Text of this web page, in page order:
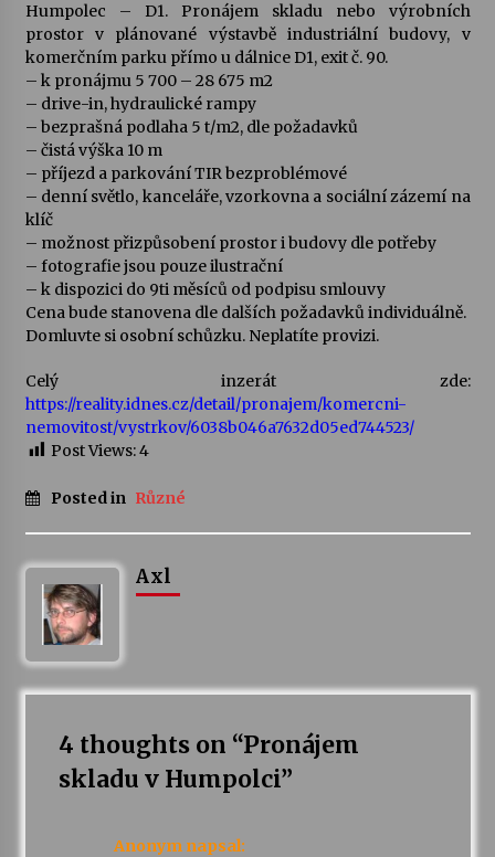
Votavžatský ploty
23. 7. 2026
Letní koncerty ve Stromovce: Rufus Miller
17. 7. 2026
Ozvěny prázdnin
14. 7. 2026
Za kulturou kousek za Humpolec. V Želivě ožije
odkaz Josefa Čapka
3. 7. 2026
Humpolec – D1. Pronájem skladu nebo výrobních
prostor v plánované výstavbě industriální budovy, v
komerčním parku přímo u dálnice D1, exit č. 90.
– k pronájmu 5 700 – 28 675 m2
– drive-in, hydraulické rampy
– bezprašná podlaha 5 t/m2, dle požadavků
– čistá výška 10 m
– příjezd a parkování TIR bezproblémové
– denní světlo, kanceláře, vzorkovna a sociální zázemí na
klíč
– možnost přizpůsobení prostor i budovy dle potřeby
– fotografie jsou pouze ilustrační
– k dispozici do 9ti měsíců od podpisu smlouvy
Cena bude stanovena dle dalších požadavků individuálně.
Domluvte si osobní schůzku. Neplatíte provizi.
Celý inzerát zde:
https://reality.idnes.cz/detail/pronajem/komercni-
nemovitost/vystrkov/6038b046a7632d05ed744523/
Post Views:4
Posted in Různé
Axl
4 thoughts on “Pronájem
skladu v Humpolci”
Anonym napsal: